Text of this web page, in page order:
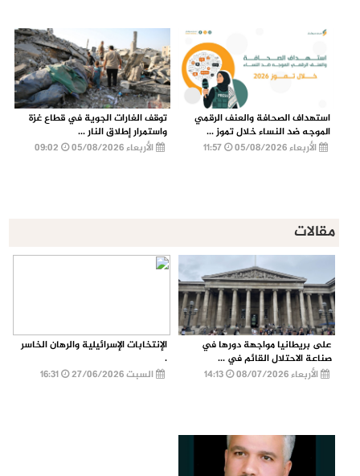
استهداف الصحافة والعنف الرقمي
الموجه ضد النساء خلال تموز ...
الأربعاء 05/08/2026
توقف الغارات الجوية في قطاع غزة
واستمرار إطلاق النار ...
الأربعاء 05/08/2026
مقالات
على بريطانيا مواجهة دورها في
صناعة الاحتلال القائم في ...
الأربعاء 08/07/2026
الإنتخابات الإسرائيلية والرهان الخاسر
.
السبت 27/06/2026
16:31